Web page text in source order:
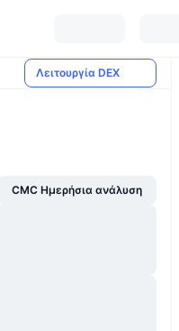
Λειτουργία DEX
CMC Ημερήσια ανάλυση